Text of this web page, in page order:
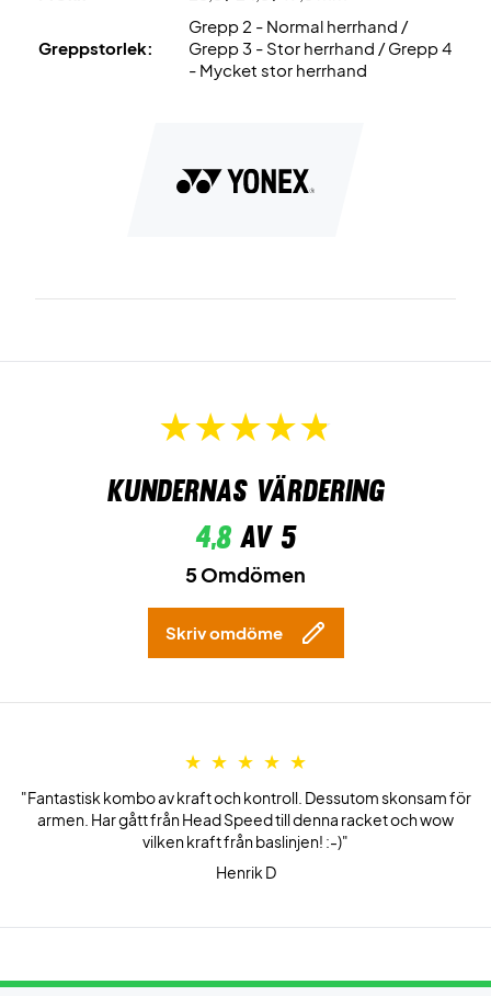
Dessutom levereras denutan fodral!
Greppstorlek:
Grepp 2 - Normal herrhand /
Grepp 3 - Stor herrhand / Grepp 4
- Mycket stor herrhand
Kundernas värdering
4,8 av 5
5 Omdömen
Skriv omdöme
"Fantastisk kombo av kraft och kontroll. Dessutom skonsam för
armen. Har gått från Head Speed till denna racket och wow
vilken kraft från baslinjen! :-)"
Henrik D